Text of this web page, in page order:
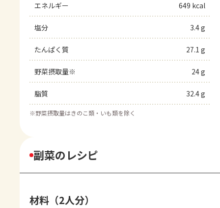
エネルギー 649 kcal
塩分 3.4 g
たんぱく質 27.1 g
野菜摂取量※ 24 g
脂質 32.4 g
※野菜摂取量はきのこ類・いも類を除く
副菜のレシピ
材料（2人分）